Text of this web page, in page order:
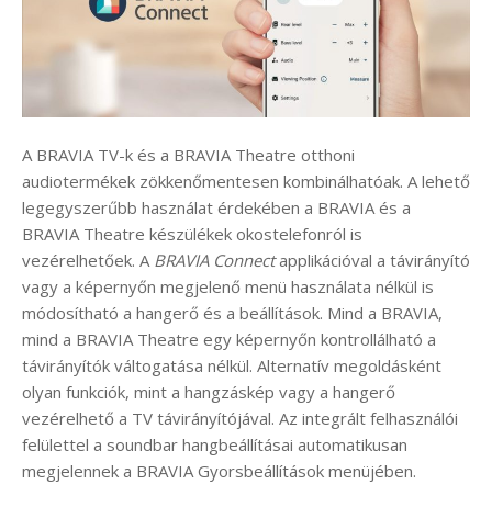
A BRAVIA TV-k és a BRAVIA Theatre otthoni
audiotermékek zökkenőmentesen kombinálhatóak. A lehető
legegyszerűbb használat érdekében a BRAVIA és a
BRAVIA Theatre készülékek okostelefonról is
vezérelhetőek. A BRAVIA Connectapplikációval a távirányító
vagy a képernyőn megjelenő menü használata nélkül is
módosítható a hangerő és a beállítások. Mind a BRAVIA,
mind a BRAVIA Theatre egy képernyőn kontrollálható a
távirányítók váltogatása nélkül. Alternatív megoldásként
olyan funkciók, mint a hangzáskép vagy a hangerő
vezérelhető a TV távirányítójával. Az integrált felhasználói
felülettel a soundbar hangbeállításai automatikusan
megjelennek a BRAVIA Gyorsbeállítások menüjében.